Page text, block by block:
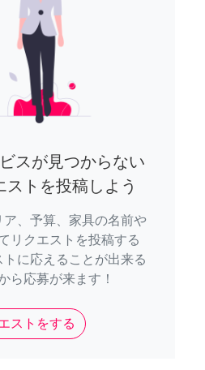
スが見つからない
ストを投稿しよう
ア、予算、家具の名前や
リクエストを投稿する
トに応えることが出来る
ら応募が来ます！
ストをする